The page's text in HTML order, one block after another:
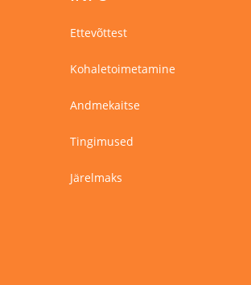
Ettevõttest
Kohaletoimetamine
Andmekaitse
Tingimused
Järelmaks